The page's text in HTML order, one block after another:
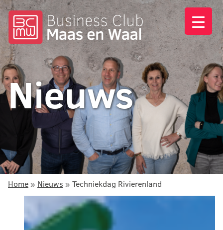
Nieuws
Home » Nieuws » Techniekdag Rivierenland